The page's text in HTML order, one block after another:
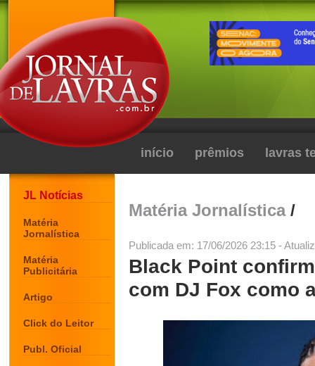
início prêmios lavras
JL Notícias
Matéria
Jornalística
Matéria
Publicitária
Artigo
Click do Leitor
Publ. Oficial
Matéria Jornalística/
Publicada em: 17/06/2026 23:15 -
Black Point
com DJ Fox como